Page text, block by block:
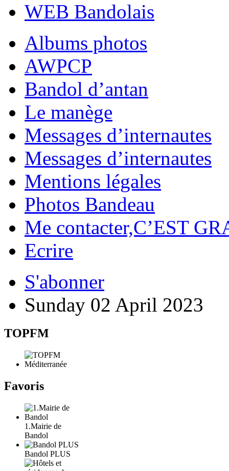
WEB Bandolais
Albums photos
AWPCP
Bandol d’antan
Le manège
Messages d’internautes
Messages d’internautes
Mentions légales
Photos Bandeau
Me contacter,C’EST
Ecrire
S'abonner
Sunday 02 April 2023
TOPFM
Favoris
1.Mairie de
Bandol
Bandol PLUS